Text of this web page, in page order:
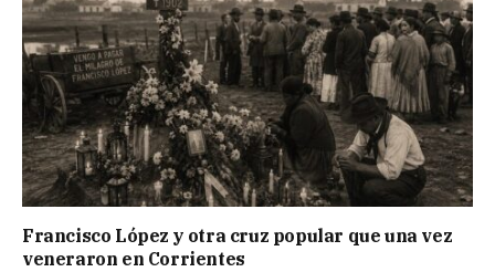
Francisco López y otra cruz popular que una vez
veneraron en Corrientes